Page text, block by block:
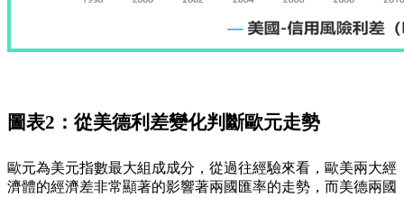
圖表2：從美德利差變化判斷歐元走勢
歐元為美元指數最大組成成分，從過往經驗來看，歐美兩大經
濟體的經濟差非常顯著的影響著兩國匯率的走勢，而美德兩國